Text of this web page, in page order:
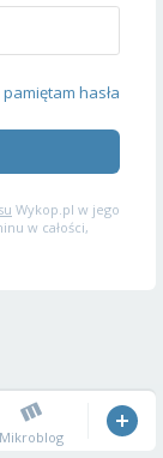
hasła
Wykop.pl w jego
w całości,
Mikroblog